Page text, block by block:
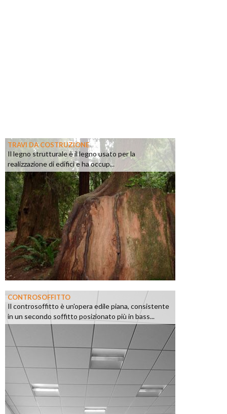
TRAVI DA COSTRUZIONE
Il legno strutturale è il legno usato per la
realizzazione di edifici e ha occup...
CONTROSOFFITTO
Il controsoffitto è un'opera edile piana, consistente
in un secondo soffitto posizionato più in bass...